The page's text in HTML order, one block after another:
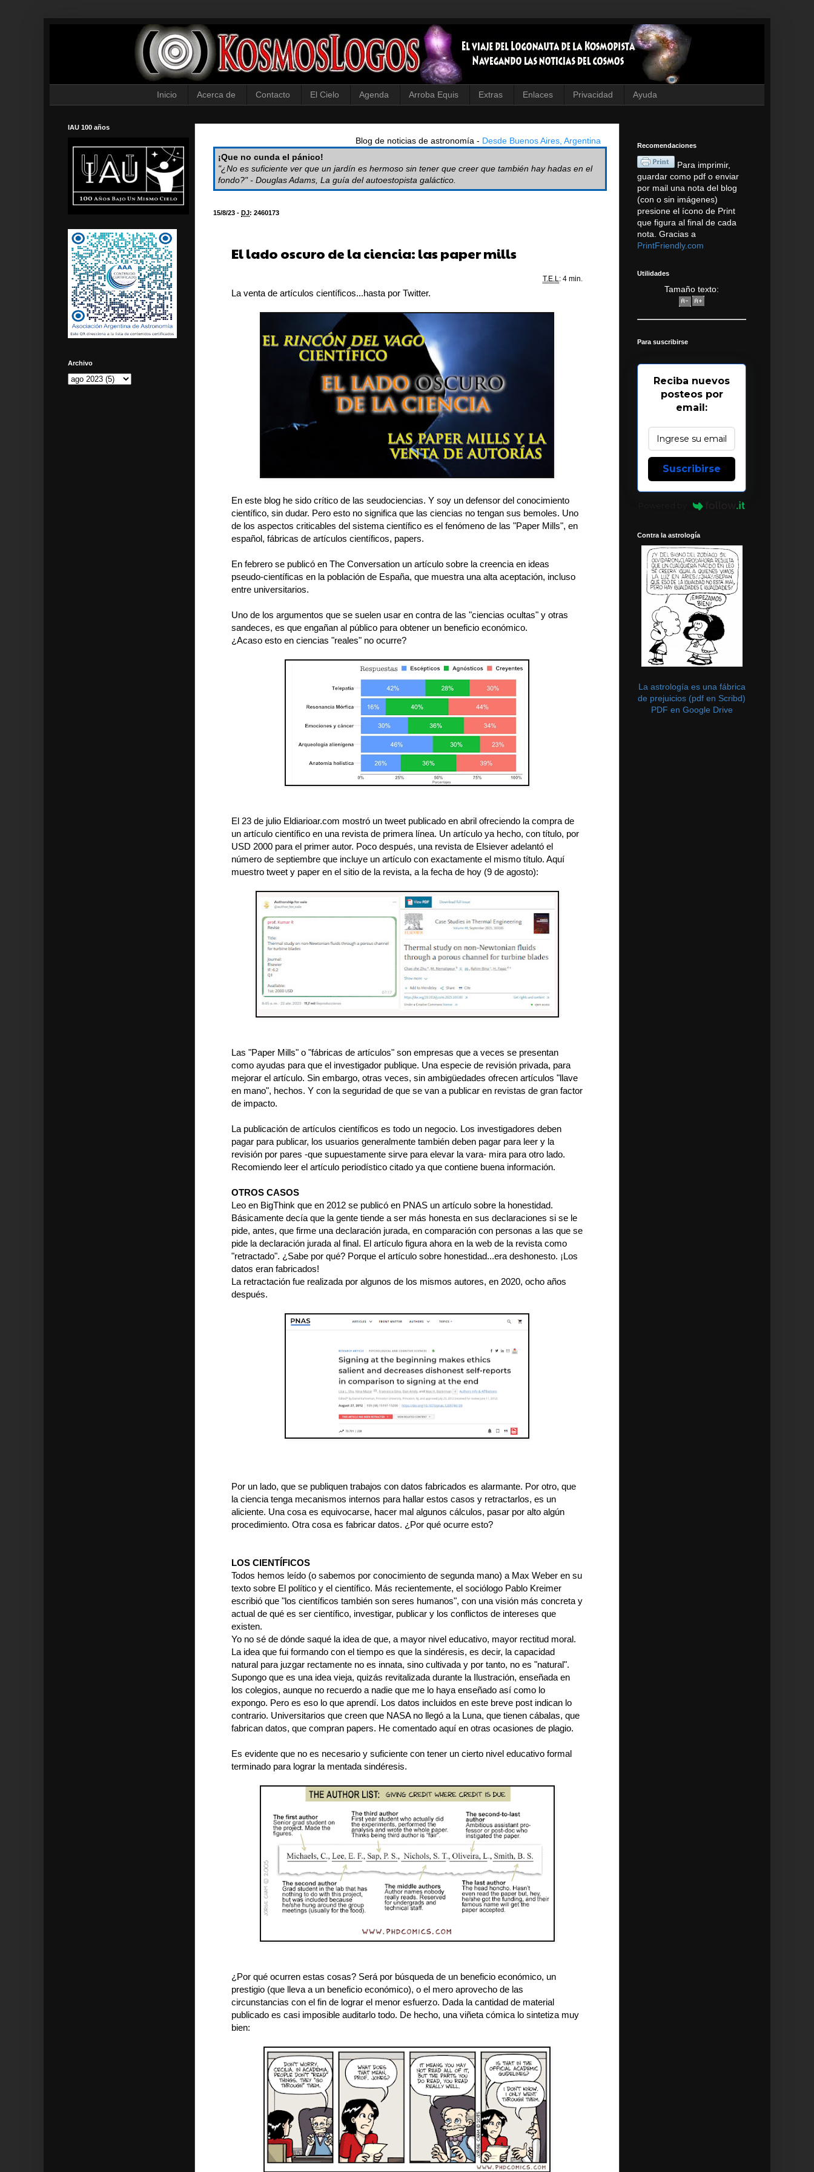
Inicio Acerca de Contacto El Cielo Agenda Arroba Equis Extras Enlaces Privacidad Ayuda
Blog de noticias de astronomía - Desde Buenos Aires, Argentina
¡Que no cunda el pánico!
"¿No es suficiente ver que un jardín es hermoso sin tener que creer que también hay hadas en el
fondo?" - Douglas Adams, La guía del autoestopista galáctico.
15/8/23 - DJ: 2460173
El lado oscuro de la ciencia: las paper mills
T.E.L: 4 min.
La venta de artículos científicos...hasta por Twitter.
En este blog he sido crítico de las seudociencias. Y soy un defensor del conocimiento
científico, sin dudar. Pero esto no significa que las ciencias no tengan sus bemoles. Uno
de los aspectos criticables del sistema científico es el fenómeno de las "Paper Mills", en
español, fábricas de artículos científicos, papers.
En febrero se publicó en The Conversation un artículo sobre la creencia en ideas
pseudo-científicas en la población de España, que muestra una alta aceptación, incluso
entre universitarios.
Uno de los argumentos que se suelen usar en contra de las "ciencias ocultas" y otras
sandeces, es que engañan al público para obtener un beneficio económico.
¿Acaso esto en ciencias "reales" no ocurre?
El 23 de julio Eldiarioar.com mostró un tweet publicado en abril ofreciendo la compra de
un artículo científico en una revista de primera línea. Un artículo ya hecho, con título, por
USD 2000 para el primer autor. Poco después, una revista de Elsiever adelantó el
número de septiembre que incluye un artículo con exactamente el mismo título. Aquí
muestro tweet y paper en el sitio de la revista, a la fecha de hoy (9 de agosto):
Las "Paper Mills" o "fábricas de artículos" son empresas que a veces se presentan
como ayudas para que el investigador publique. Una especie de revisión privada, para
mejorar el artículo. Sin embargo, otras veces, sin ambigüedades ofrecen artículos "llave
en mano", hechos. Y con la seguridad de que se van a publicar en revistas de gran factor
de impacto.
La publicación de artículos científicos es todo un negocio. Los investigadores deben
pagar para publicar, los usuarios generalmente también deben pagar para leer y la
revisión por pares -que supuestamente sirve para elevar la vara- mira para otro lado.
Recomiendo leer el artículo periodístico citado ya que contiene buena información.
OTROS CASOS
Leo en BigThink que en 2012 se publicó en PNAS un artículo sobre la honestidad.
Básicamente decía que la gente tiende a ser más honesta en sus declaraciones si se le
pide, antes, que firme una declaración jurada, en comparación con personas a las que se
pide la declaración jurada al final. El artículo figura ahora en la web de la revista como
"retractado". ¿Sabe por qué? Porque el artículo sobre honestidad...era deshonesto. ¡Los
datos eran fabricados!
La retractación fue realizada por algunos de los mismos autores, en 2020, ocho años
después.
Por un lado, que se publiquen trabajos con datos fabricados es alarmante. Por otro, que
la ciencia tenga mecanismos internos para hallar estos casos y retractarlos, es un
aliciente. Una cosa es equivocarse, hacer mal algunos cálculos, pasar por alto algún
procedimiento. Otra cosa es fabricar datos. ¿Por qué ocurre esto?
LOS CIENTÍFICOS
Todos hemos leído (o sabemos por conocimiento de segunda mano) a Max Weber en su
texto sobre El político y el científico. Más recientemente, el sociólogo Pablo Kreimer
escribió que "los científicos también son seres humanos", con una visión más concreta y
actual de qué es ser científico, investigar, publicar y los conflictos de intereses que
existen.
Yo no sé de dónde saqué la idea de que, a mayor nivel educativo, mayor rectitud moral.
La idea que fui formando con el tiempo es que la sindéresis, es decir, la capacidad
natural para juzgar rectamente no es innata, sino cultivada y por tanto, no es "natural".
Supongo que es una idea vieja, quizás revitalizada durante la Ilustración, enseñada en
los colegios, aunque no recuerdo a nadie que me lo haya enseñado así como lo
expongo. Pero es eso lo que aprendí. Los datos incluidos en este breve post indican lo
contrario. Universitarios que creen que NASA no llegó a la Luna, que tienen cábalas, que
fabrican datos, que compran papers. He comentado aquí en otras ocasiones de plagio.
Es evidente que no es necesario y suficiente con tener un cierto nivel educativo formal
terminado para lograr la mentada sindéresis.
¿Por qué ocurren estas cosas? Será por búsqueda de un beneficio económico, un
prestigio (que lleva a un beneficio económico), o el mero aprovecho de las
circunstancias con el fin de lograr el menor esfuerzo. Dada la cantidad de material
publicado es casi imposible auditarlo todo. De hecho, una viñeta cómica lo sintetiza muy
bien:
IAU 100 años
Archivo
Recomendaciones
Para imprimir,
guardar como pdf o enviar
por mail una nota del blog
(con o sin imágenes)
presione el ícono de Print
que figura al final de cada
nota. Gracias a
PrintFriendly.com
Utilidades
Tamaño texto:
Para suscribirse
Reciba nuevos
posteos por
email:
Suscribirse
Contra la astrología
La astrología es una fábrica
de prejuicios (pdf en Scribd)
PDF en Google Drive